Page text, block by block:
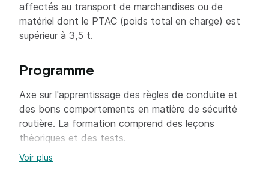
affectés au transport de marchandises ou de
matériel dont le PTAC (poids total en charge) est
supérieur à 3,5 t.
Programme
Axe sur l'apprentissage des règles de conduite et
des bons comportements en matière de sécurité
routière. La formation comprend des leçons
théoriques et des tests.
Voir plus